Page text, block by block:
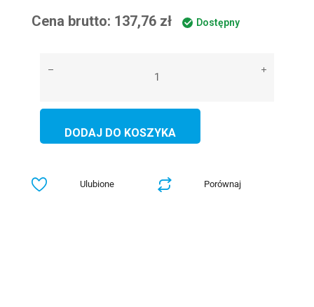
Cena brutto: 137,76 zł Dostępny
DODAJ DO KOSZYKA
Porównaj
Ulubione